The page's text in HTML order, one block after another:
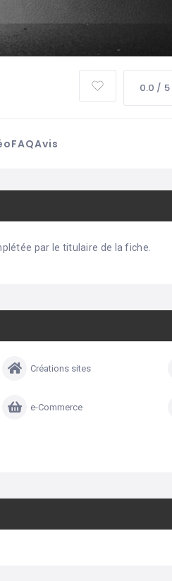
0.0 / 5
FAQAvis
par le titulaire de la fiche.
Créations sites
e-Commerce